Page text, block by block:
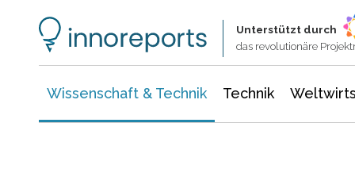
Unterstützt durch
das revolutionäre
Wissenschaft & Technik Technik